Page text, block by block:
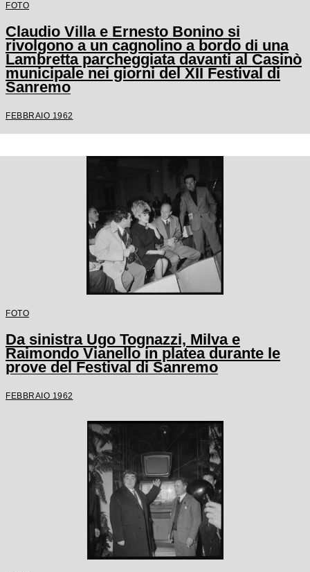
FOTO
Claudio Villa e Ernesto Bonino si
rivolgono a un cagnolino a bordo di una
Lambretta parcheggiata davanti al Casinò
municipale nei giorni del XII Festival di
Sanremo
FEBBRAIO 1962
FOTO
Da sinistra Ugo Tognazzi, Milva e
Raimondo Vianello in platea durante le
prove del Festival di Sanremo
FEBBRAIO 1962